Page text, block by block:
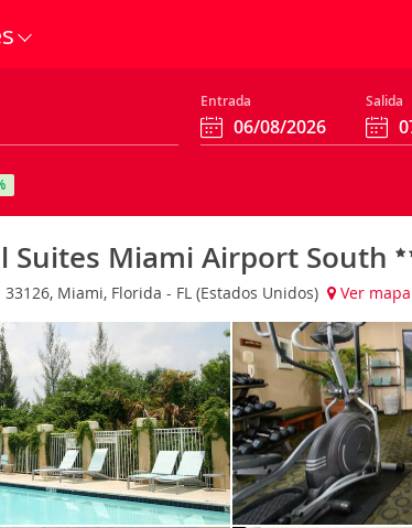
Entrada Salida
Suites Miami Airport South
Miami, Florida - FL (Estados Unidos) Ver mapa